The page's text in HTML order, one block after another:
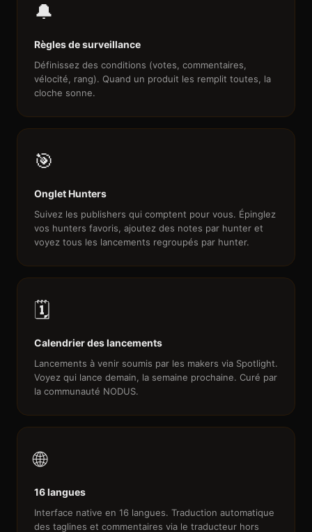
🔔
Règles de surveillance
Définissez des conditions (votes, commentaires,
vélocité, rang). Quand un produit les remplit toutes, la
cloche sonne.
🎯
Onglet Hunters
Suivez les publishers qui comptent pour vous. Épinglez
vos hunters favoris, ajoutez des notes par hunter et
voyez tous les lancements regroupés par hunter.
🗓️
Calendrier des lancements
Lancements à venir soumis par les makers via Spotlight.
Voyez qui lance demain, la semaine prochaine. Curé par
la communauté NODUS.
🌐
16 langues
Interface native en 16 langues. Traduction automatique
des taglines et commentaires via le traducteur hors